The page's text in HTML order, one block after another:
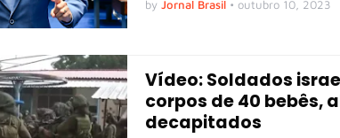
by Jornal Brasil • outubro 10, 2023
Vídeo: Soldados
corpos de 40 bebês,
decapitados